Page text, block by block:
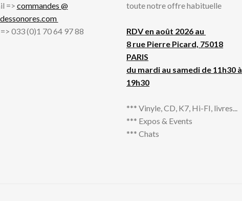
=> commandes @
033 (0)1 70 64 97 88
toute notre offre habituelle
RDV en août 2026 au
8 rue Pierre Picard, 75018
PARIS
du mardi au samedi de 11h30 à
19h30
*** Vinyle, CD, K7, Hi-FI, livres...
*** Expos & Events
*** Chats